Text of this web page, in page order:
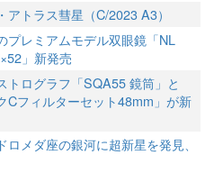
アトラス彗星（C/2023 A3）
プレミアムモデル双眼鏡「NL
」新発売
トログラフ「SQA55 鏡筒」と
Cフィルターセット48mm」が新
メダ座の銀河に超新星を発見、